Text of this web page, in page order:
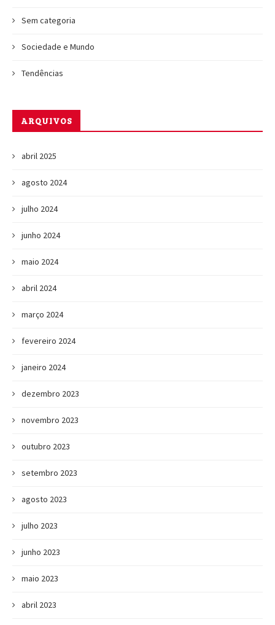
Sem categoria
Sociedade e Mundo
Tendências
ARQUIVOS
abril 2025
agosto 2024
julho 2024
junho 2024
maio 2024
abril 2024
março 2024
fevereiro 2024
janeiro 2024
dezembro 2023
novembro 2023
outubro 2023
setembro 2023
agosto 2023
julho 2023
junho 2023
maio 2023
abril 2023